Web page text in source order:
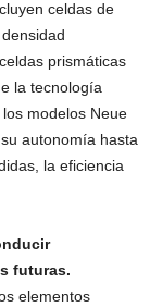
celdas de
prismáticas
la tecnología
modelos Neue
autonomía hasta
la eficiencia
futuras.
elementos